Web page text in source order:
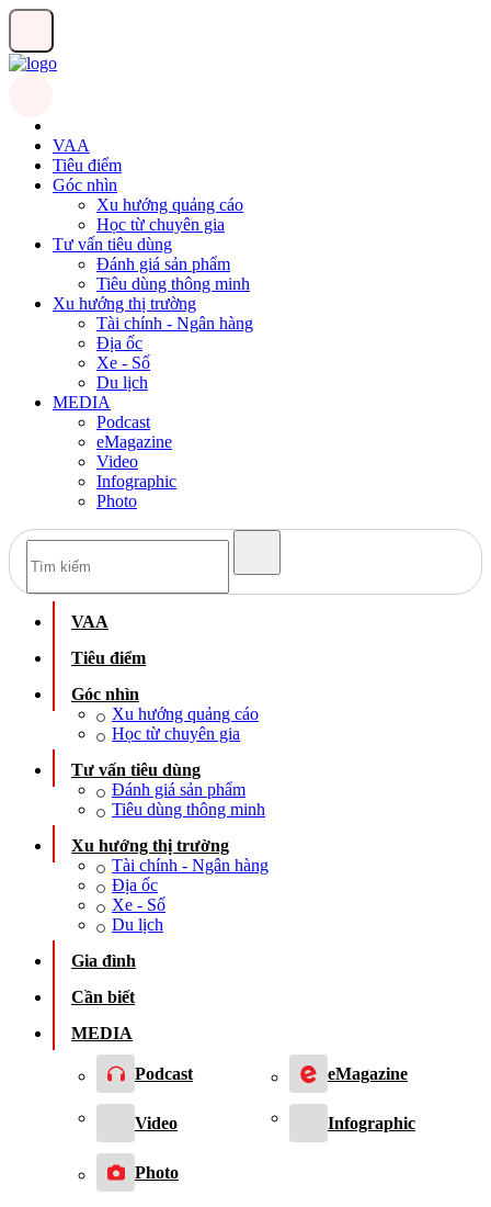
VAA
Tiêu điểm
Góc nhìn
Xu hướng quảng cáo
Học từ chuyên gia
Tư vấn tiêu dùng
Đánh giá sản phẩm
Tiêu dùng thông minh
Xu hướng thị trường
Tài chính - Ngân hàng
Địa ốc
Xe - Số
Du lịch
MEDIA
Podcast
eMagazine
Video
Infographic
Photo
VAA
Tiêu điểm
Góc nhìn
Xu hướng quảng cáo
Học từ chuyên gia
Tư vấn tiêu dùng
Đánh giá sản phẩm
Tiêu dùng thông minh
Xu hướng thị trường
Tài chính - Ngân hàng
Địa ốc
Xe - Số
Du lịch
Gia đình
Cần biết
MEDIA
Podcast eMagazine
Video Infographic
Photo